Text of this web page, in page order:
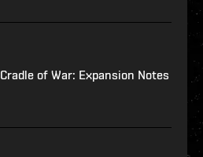
Cradle of War: Expansion Notes